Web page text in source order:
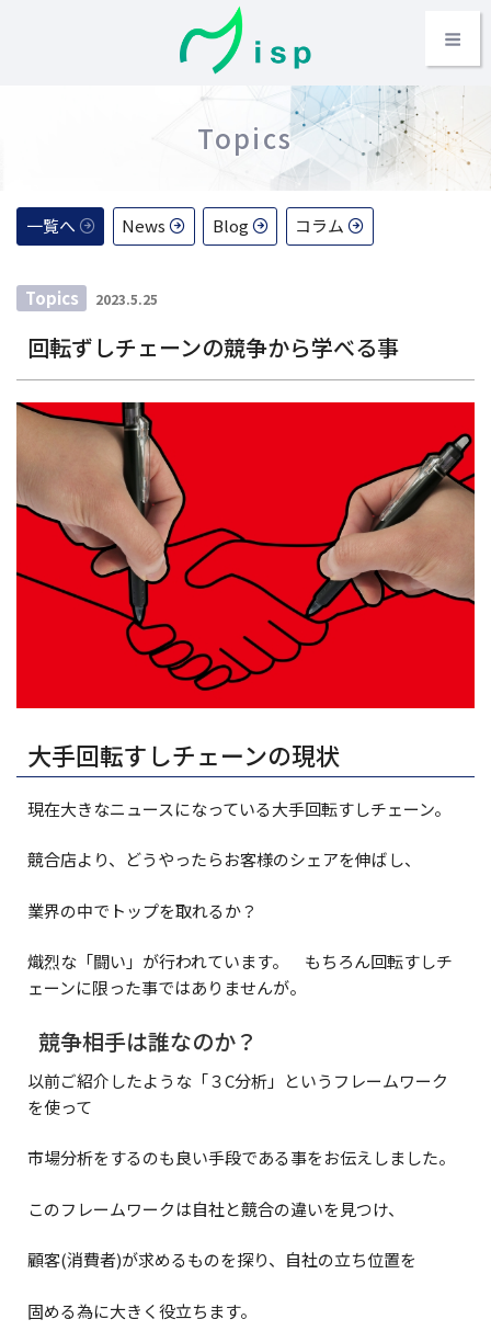
Menu
Colony
Farm
Metaverse
Company
Topics
News
Blog
Topics
一覧へ News Blog コラム
Topics
投
日:
2023.5.25
回転ずしチェーンの競争から学べる事
大手回転すしチェーンの現状
現在大きなニュースになっている大手回転すしチェーン。
競合店より、どうやったらお客様のシェアを伸ばし、
業界の中でトップを取れるか？
熾烈な「闘い」が行われています。 もちろん回転すしチ
ェーンに限った事ではありませんが。
競争相手は誰なのか？
以前ご紹介したような「３C分析」というフレームワーク
を使って
市場分析をするのも良い手段である事をお伝えしました。
このフレームワークは自社と競合の違いを見つけ、
顧客(消費者)が求めるものを探り、自社の立ち位置を
固める為に大きく役立ちます。